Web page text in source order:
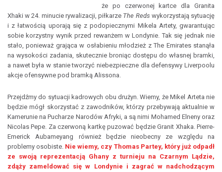
że po czerwonej kartce dla Granita
Xhaki w 24. minucie rywalizacji, piłkarze The Reds wykorzystają sytuację
i z łatwością uporają się z podopiecznymi Mikela Artety, gwarantując
sobie korzystny wynik przed rewanżem w Londynie. Tak się jednak nie
stało, ponieważ grająca w osłabieniu młodzież z The Emirates stanąła
na wysokości zadania, skutecznie broniąc dostępu do własnej bramki,
a nawet była w stanie tworzyć niebezpieczne dla defensywy Liverpoolu
akcje ofensywne pod bramką Alissona.
Przejdźmy do sytuacji kadrowych obu drużyn. Wiemy, że Mikel Arteta nie
będzie mógł skorzystać z zawodników, którzy przebywają aktualnie w
Kamerunie na Pucharze Narodów Afryki, a są nimi Mohamed Elneny oraz
Nicolas Pepe. Za czerwoną kartkę puzować będzie Granit Xhaka. Pierre-
Emerick Aubameyang również będzie nieobecny ze względu na
problemy osobiste. Nie wiemy, czy Thomas Partey, który już odpadł
ze swoją reprezentacją Ghany z turnieju na Czarnym Lądzie,
zdąży zameldować się w Londynie i zagrać w nadchodzącym